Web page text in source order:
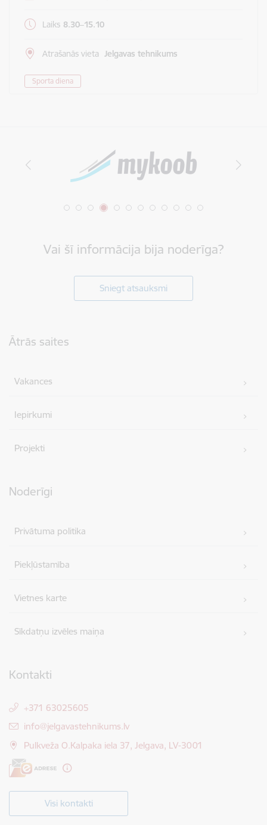
Laiks 8.30–15.10
Atrašanās vieta Jelgavas tehnikums
Sporta diena
Vai šī informācija bija noderīga?
Sniegt atsauksmi
Ātrās saites
Vakances
Iepirkumi
Projekti
Noderīgi
Privātuma politika
Piekļūstamība
Vietnes karte
Sīkdatņu izvēles maiņa
Kontakti
+371 63025605
E-pasts:
info@jelgavastehnikums.lv
Pulkveža O.Kalpaka iela 37, Jelgava, LV-3001
Visi kontakti